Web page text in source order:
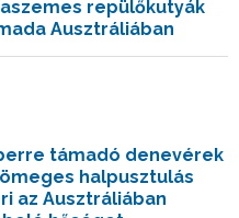
repülőkutyák
Ausztráliában
támadó denevérek
halpusztulás
az Ausztráliában